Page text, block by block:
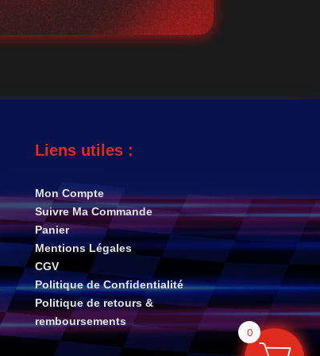
Liens utiles :
Mon Compte
Suivre Ma Commande
Panier
Mentions Légales
CGV
Politique de Confidentialité
Politique de retours &
remboursements
0